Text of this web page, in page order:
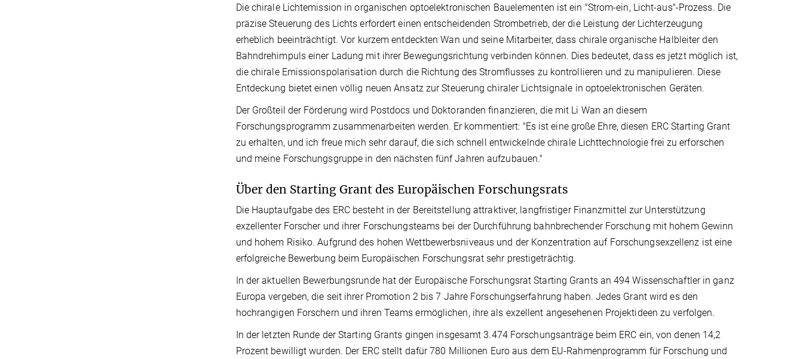
Die chirale Lichtemission in organischen optoelektronischen Bauelementen ist ein "Strom-ein, Licht-aus"-Prozess. Die
präzise Steuerung des Lichts erfordert einen entscheidenden Strombetrieb, der die Leistung der Lichterzeugung
erheblich beeinträchtigt. Vor kurzem entdeckten Wan und seine Mitarbeiter, dass chirale organische Halbleiter den
Bahndrehimpuls einer Ladung mit ihrer Bewegungsrichtung verbinden können. Dies bedeutet, dass es jetzt möglich ist,
die chirale Emissionspolarisation durch die Richtung des Stromflusses zu kontrollieren und zu manipulieren. Diese
Entdeckung bietet einen völlig neuen Ansatz zur Steuerung chiraler Lichtsignale in optoelektronischen Geräten.
Der Großteil der Förderung wird Postdocs und Doktoranden finanzieren, die mit Li Wan an diesem
Forschungsprogramm zusammenarbeiten werden. Er kommentiert: "Es ist eine große Ehre, diesen ERC Starting Grant
zu erhalten, und ich freue mich sehr darauf, die sich schnell entwickelnde chirale Lichttechnologie frei zu erforschen
und meine Forschungsgruppe in den nächsten fünf Jahren aufzubauen."
Über den Starting Grant des Europäischen Forschungsrats
Die Hauptaufgabe des ERC besteht in der Bereitstellung attraktiver, langfristiger Finanzmittel zur Unterstützung
exzellenter Forscher und ihrer Forschungsteams bei der Durchführung bahnbrechender Forschung mit hohem Gewinn
und hohem Risiko. Aufgrund des hohen Wettbewerbsniveaus und der Konzentration auf Forschungsexzellenz ist eine
erfolgreiche Bewerbung beim Europäischen Forschungsrat sehr prestigeträchtig.
In der aktuellen Bewerbungsrunde hat der Europäische Forschungsrat Starting Grants an 494 Wissenschaftler in ganz
Europa vergeben, die seit ihrer Promotion 2 bis 7 Jahre Forschungserfahrung haben. Jedes Grant wird es den
hochrangigen Forschern und ihren Teams ermöglichen, ihre als exzellent angesehenen Projektideen zu verfolgen.
In der letzten Runde der Starting Grants gingen insgesamt 3.474 Forschungsanträge beim ERC ein, von denen 14,2
Prozent bewilligt wurden. Der ERC stellt dafür 780 Millionen Euro aus dem EU-Rahmenprogramm für Forschung und